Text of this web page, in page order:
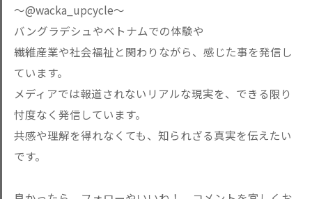
〜@wacka_upcycle〜
バングラデシュやベトナムでの体験や
繊維産業や社会福祉と関わりながら、感じた事を発信し
ています。
メディアでは報道されないリアルな現実を、できる限り
忖度なく発信しています。
共感や理解を得れなくても、知られざる真実を伝えたい
です。